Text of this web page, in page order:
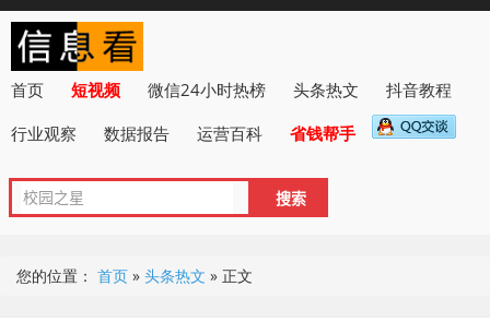
首页 短视频 微信24小时热榜 头条热文
抖音教程
行业观察
数据报告 运营百科 省钱帮手
您的位置： 首页 » 头条热文 » 正文